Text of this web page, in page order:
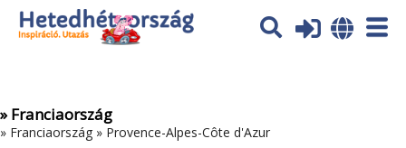
Az oldal sütiket (cookies) használ. További tájékoztatás itt:
Adatvédelmi tájékoztató
» Franciaország
» Franciaország » Provence-Alpes-Côte d'Azur